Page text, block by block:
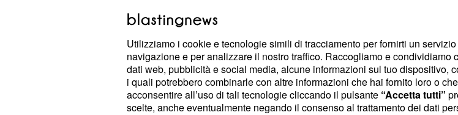
Valutazione dirigenti della scuola:
cosa succederà?
valutazione dei dirigenti scolasticisi suddivide in
fasce:
Fascia 1: "pieno raggiungimento degli obiettivi",
Utilizziamo i cookie e tecnologie simili di tracciamento per fornirti un
navigazione e per analizzare il nostro traffico. Raccogliamo e condividiamo
dati web, pubblicità e social media, alcune informazioni sul tuo dispositivo,
i quali potrebbero combinarle con altre informazioni che hai fornito loro o
acconsentire all’uso di tali tecnologie cliccando il pulsante “Accetta tutti”
scelte, anche eventualmente negando il consenso al trattamento dei dati